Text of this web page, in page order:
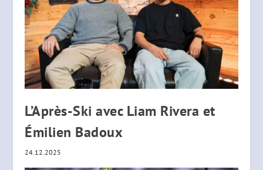
L’Après-Ski avec Liam Rivera et
Émilien Badoux
24.12.2025